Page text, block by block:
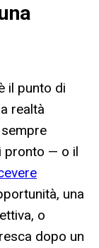
il punto di
realtà
pronto — o il
una
o
dopo un